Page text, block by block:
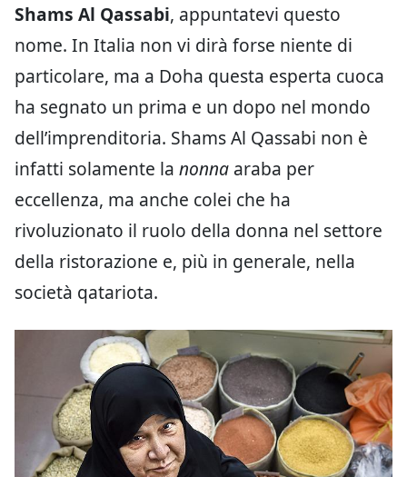
Shams Al Qassabi, appuntatevi questo
nome. In Italia non vi dirà forse niente di
particolare, ma a Doha questa esperta cuoca
ha segnato un prima e un dopo nel mondo
dell’imprenditoria. Shams Al Qassabi non è
infatti solamente la nonna araba per
eccellenza, ma anche colei che ha
rivoluzionato il ruolo della donna nel settore
della ristorazione e, più in generale, nella
società qatariota.